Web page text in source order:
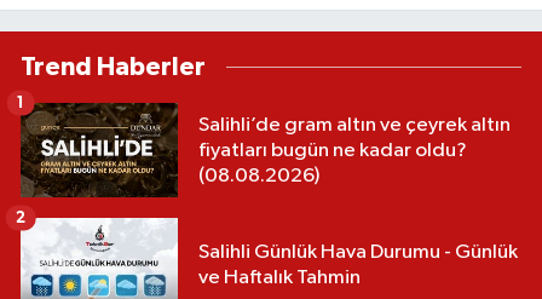
Trend Haberler
Salihli’de gram altın ve çeyrek altın
fiyatları bugün ne kadar oldu?
(08.08.2026)
1
Salihli Günlük Hava Durumu - Günlük
ve Haftalık Tahmin
2